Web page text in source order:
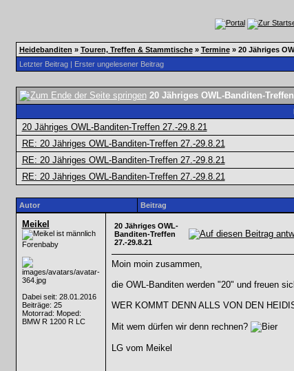
Heidebanditen » Touren, Treffen & Stammtische» Termine» 20 Jähriges
Letzter Beitrag| Erster ungelesener Beitrag
20 Jähriges OWL-Banditen-
20 Jähriges OWL-Banditen-Treffen 27.-29.8.21
RE: 20 Jähriges OWL-Banditen-Treffen 27.-29.8.21
RE: 20 Jähriges OWL-Banditen-Treffen 27.-29.8.21
RE: 20 Jähriges OWL-Banditen-Treffen 27.-29.8.21
Autor Beitrag
Meikel
Forenbaby
Dabei seit: 28.01.2016
Beiträge: 25
Motorrad: Moped:
BMW R 1200 R LC
20 Jähriges OWL-
Banditen-Treffen
27.-29.8.21
Moin moin zusammen,
die OWL-Banditen werden "20" und freuen
WER KOMMT DENN ALLS VON DEN
Mit wem dürfen wir denn rechnen?
LG vom Meikel